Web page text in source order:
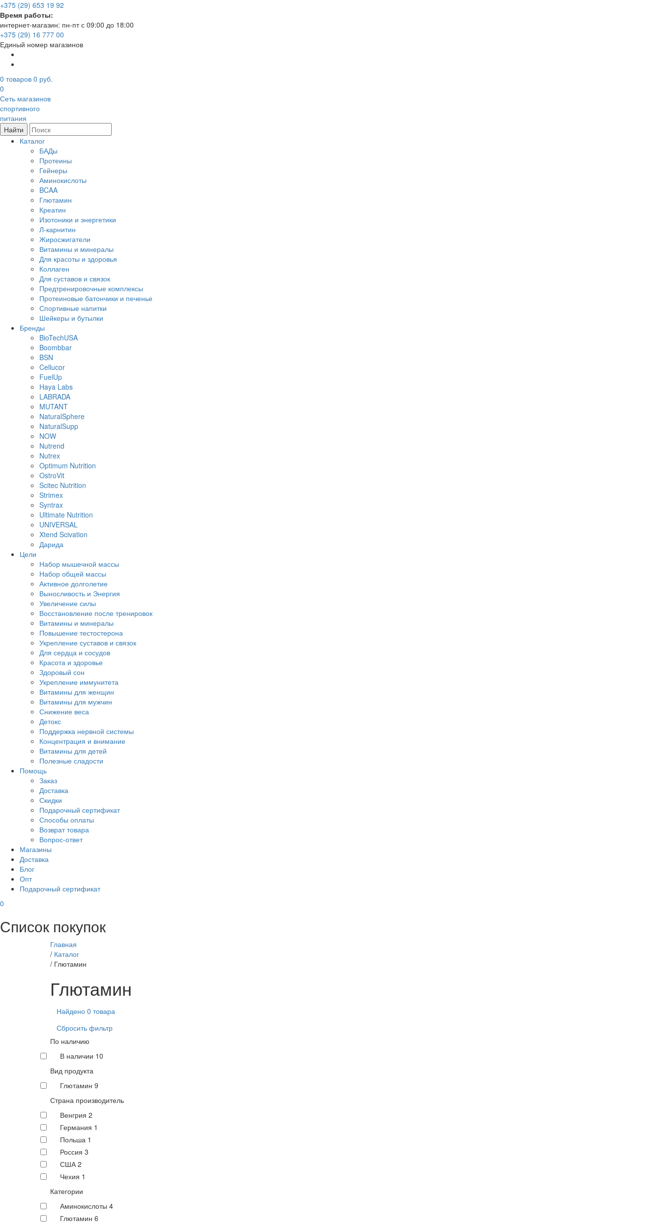
+375 (29) 653 19 92
Время работы:
интернет-магазин: пн-пт с 09:00 до 18:00
+375 (29) 16 777 00
Единый номер магазинов
0 товаров 0 руб.
0
Сеть магазинов
спортивного
питания
Найти
Каталог
БАДы
Протеины
Гейнеры
Аминокислоты
BCAA
Глютамин
Креатин
Изотоники и энергетики
Л-карнитин
Жиросжигатели
Витамины и минералы
Для красоты и здоровья
Коллаген
Для суставов и связок
Предтренировочные комплексы
Протеиновые батончики и печенье
Спортивные напитки
Шейкеры и бутылки
Бренды
BioTechUSA
Boombbar
BSN
Cellucor
FuelUp
Haya Labs
LABRADA
MUTANT
NaturalSphere
NaturalSupp
NOW
Nutrend
Nutrex
Optimum Nutrition
OstroVit
Scitec Nutrition
Strimex
Syntrax
Ultimate Nutrition
UNIVERSAL
Xtend Scivation
Дарида
Цели
Набор мышечной массы
Набор общей массы
Активное долголетие
Выносливость и Энергия
Увеличение силы
Восстановление после тренировок
Витамины и минералы
Повышение тестостерона
Укрепление суставов и связок
Для сердца и сосудов
Красота и здоровье
Здоровый сон
Укрепление иммунитета
Витамины для женщин
Витамины для мужчин
Снижение веса
Детокс
Поддержка нервной системы
Концентрация и внимание
Витамины для детей
Полезные сладости
Помощь
Заказ
Доставка
Скидки
Подарочный сертификат
Способы оплаты
Возврат товара
Вопрос-ответ
Магазины
Доставка
Блог
Опт
Подарочный сертификат
0
Список покупок
Главная
/ Каталог
/ Глютамин
Глютамин
Найдено 0 товара
Сбросить фильтр
По наличию
В наличии 10
Вид продукта
Глютамин 9
Страна производитель
Венгрия 2
Германия 1
Польша 1
Россия 3
США2
Чехия 1
Категории
Аминокислоты 4
Глютамин 6